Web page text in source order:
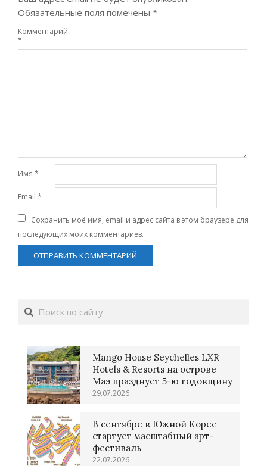
Обязательные поля помечены *
Комментарий
*
Имя *
Email *
Сохранить моё имя, email и адрес сайта в этом браузере для
последующих моих комментариев.
Поиск
Mango House Seychelles LXR
Hotels & Resorts на острове
Маэ празднует 5-ю годовщину
29.07.2026
В сентябре в Южной Корее
стартует масштабный арт-
фестиваль
22.07.2026